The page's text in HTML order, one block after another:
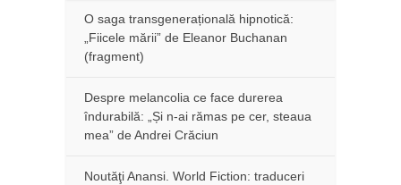
O saga transgenerațională hipnotică:
„Fiicele mării” de Eleanor Buchanan
(fragment)
Despre melancolia ce face durerea
îndurabilă: „Și n-ai rămas pe cer, steaua
mea” de Andrei Crăciun
Noutăţi Anansi. World Fiction: traduceri